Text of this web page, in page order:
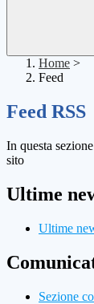
Home >
Feed
Feed RSS
In questa
sito
Ultime
Ultime
Sezione